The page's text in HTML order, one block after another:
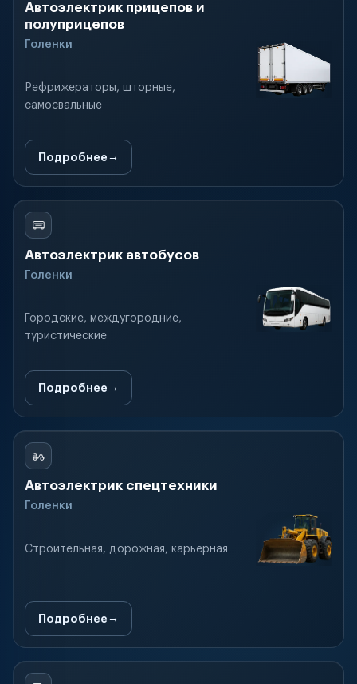
Автоэлектрик прицепов и
полуприцепов
Голенки
Рефрижераторы, шторные,
самосвальные
Подробнее
Автоэлектрик автобусов
Голенки
Городские, междугородние,
туристические
Подробнее
Автоэлектрик спецтехники
Голенки
Строительная, дорожная, карьерная
Подробнее